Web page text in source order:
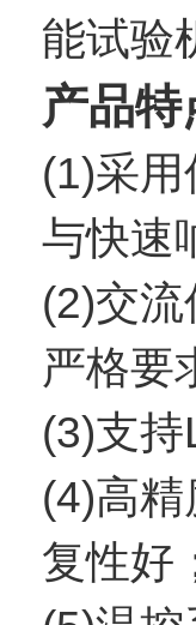
产品特
(1)采
与快速
(2)交
严格要
(3)支
(4)高
复性好